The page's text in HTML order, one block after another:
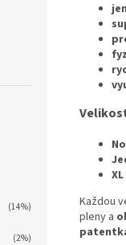
(14%)
(2%)
XL
Každou
pleny a